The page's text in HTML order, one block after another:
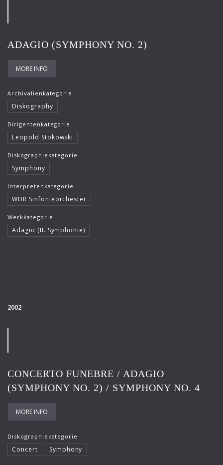
ADAGIO (SYMPHONY NO. 2)
MORE INFO
Archivalienkategorie
Diskography
Dirigentenkategorie
Leopold Stokowski
Diskographiekategorie
Symphony
Interpretenkategorie
WDR Sinfonieorchester
Werkkategorie
Adagio (II. Symphonie)
2002
CONCERTO FUNEBRE / ADAGIO
(SYMPHONY NO. 2) / SYMPHONY NO. 4
MORE INFO
Diskographiekategorie
Concert Symphony